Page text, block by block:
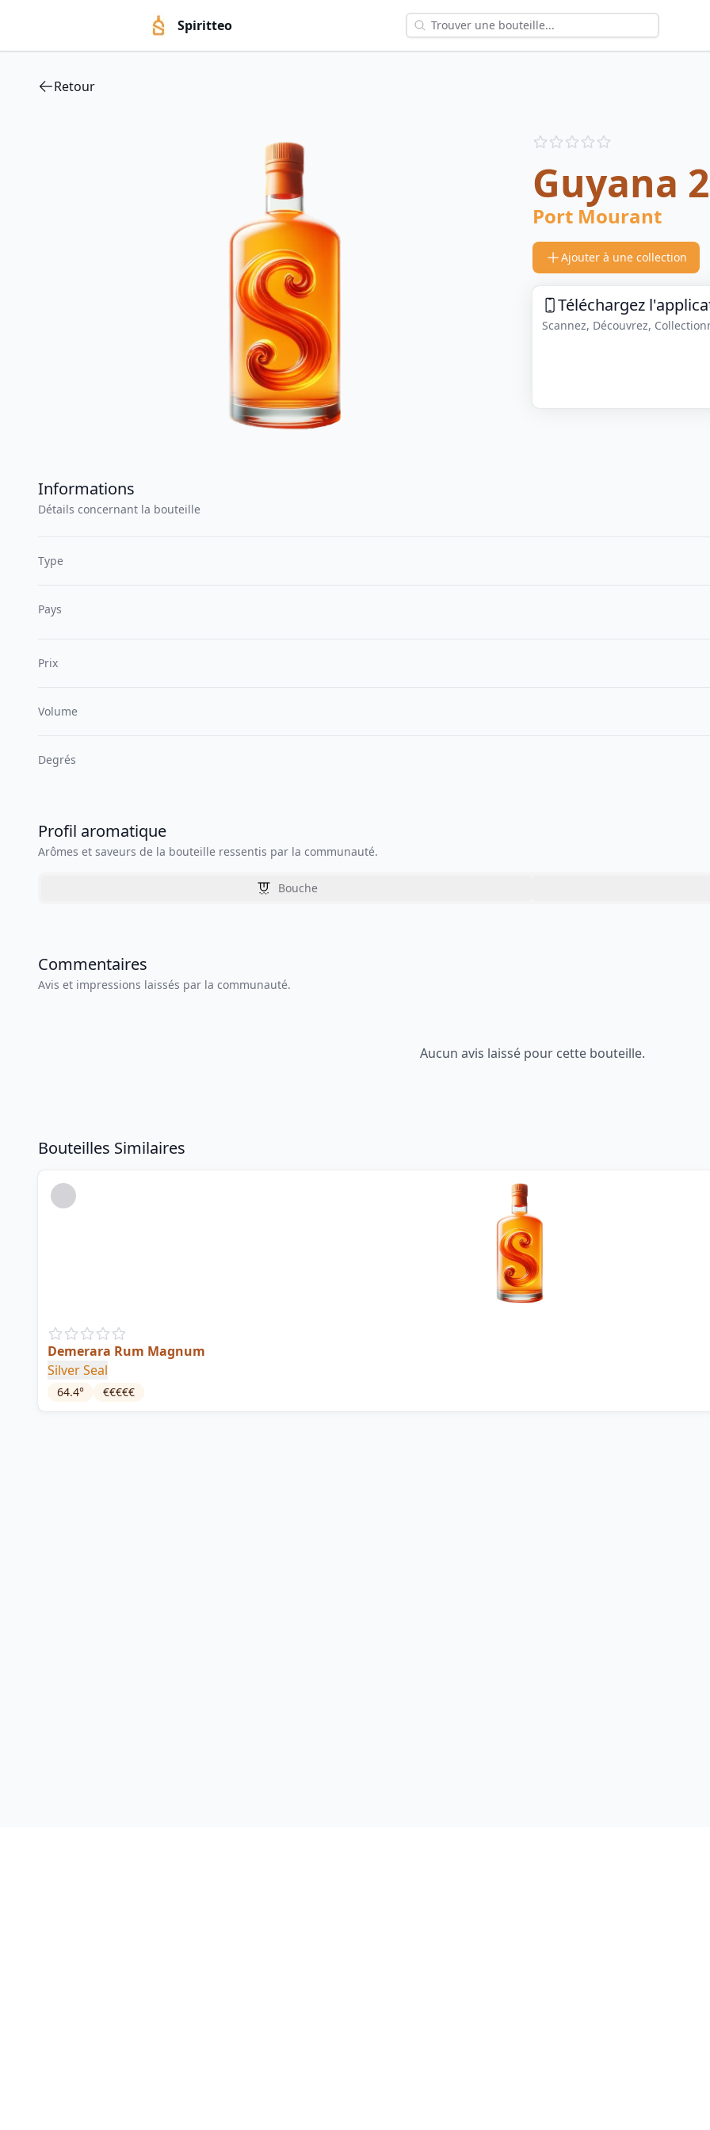
Spiritteo
Retour
Reviews
Guyana
Port Mourant
Ajouter à une collection
Téléchargez
Scannez, Découvrez,
Informations
Détails concernant la bouteille
Type
Pays
Prix
Volume
Degrés
Profil aromatique
Arômes et saveurs de la bouteille ressentis par la communauté.
Bouche
Commentaires
Avis et impressions laissés par la communauté.
Aucun avis laissé pour cette bouteille.
Bouteilles Similaires
Demerara Rum Magnum
Silver Seal
64.4° €€€€€